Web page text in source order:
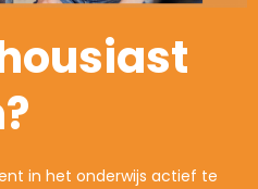
in het onderwijs actief te